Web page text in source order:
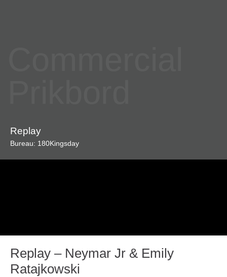
Replay
Bureau: 180Kingsday
Replay – Neymar Jr & Emily
Ratajkowski